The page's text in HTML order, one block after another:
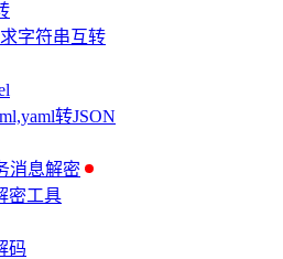
字符串互转
转JSON
消息解密
密工具
码